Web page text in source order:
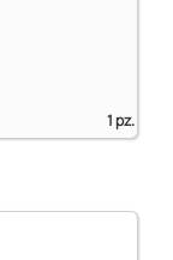
1 pz.